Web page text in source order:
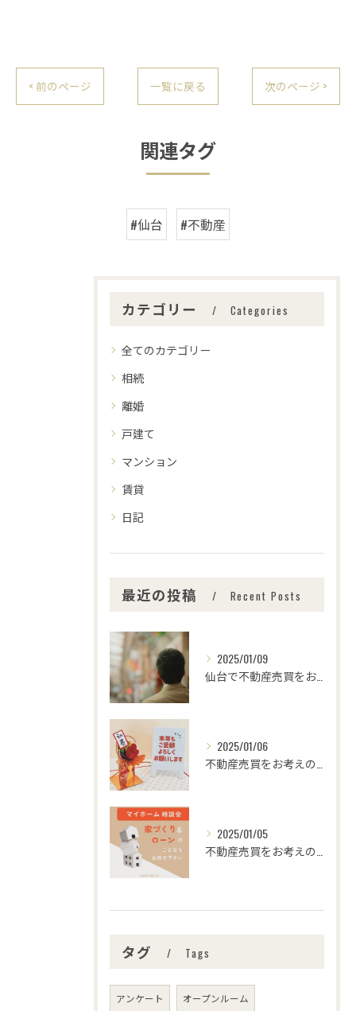
< 前のページ 一覧に戻る 次のページ >
関連タグ
#仙台 #不動産
カテゴリー Categories
全てのカテゴリー
相続
離婚
戸建て
マンション
賃貸
日記
最近の投稿 Recent Posts
2025/01/09
2025/01/06
2025/01/05
タグ Tags
アンケート オープンルーム